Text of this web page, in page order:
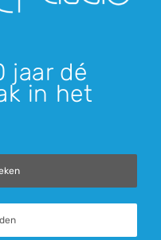
jaar dé
in het